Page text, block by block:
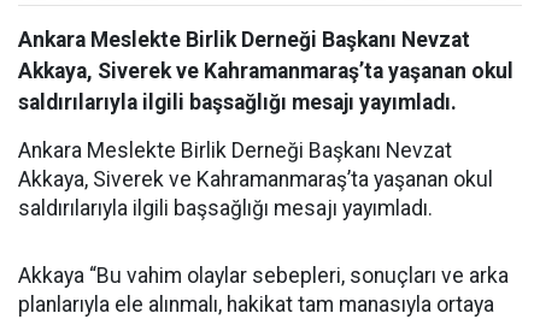
Ankara Meslekte Birlik Derneği Başkanı Nevzat
Akkaya, Siverek ve Kahramanmaraş’ta yaşanan okul
saldırılarıyla ilgili başsağlığı mesajı yayımladı.
Ankara Meslekte Birlik Derneği Başkanı Nevzat
Akkaya, Siverek ve Kahramanmaraş’ta yaşanan okul
saldırılarıyla ilgili başsağlığı mesajı yayımladı.
Akkaya “Bu vahim olaylar sebepleri, sonuçları ve arka
planlarıyla ele alınmalı, hakikat tam manasıyla ortaya